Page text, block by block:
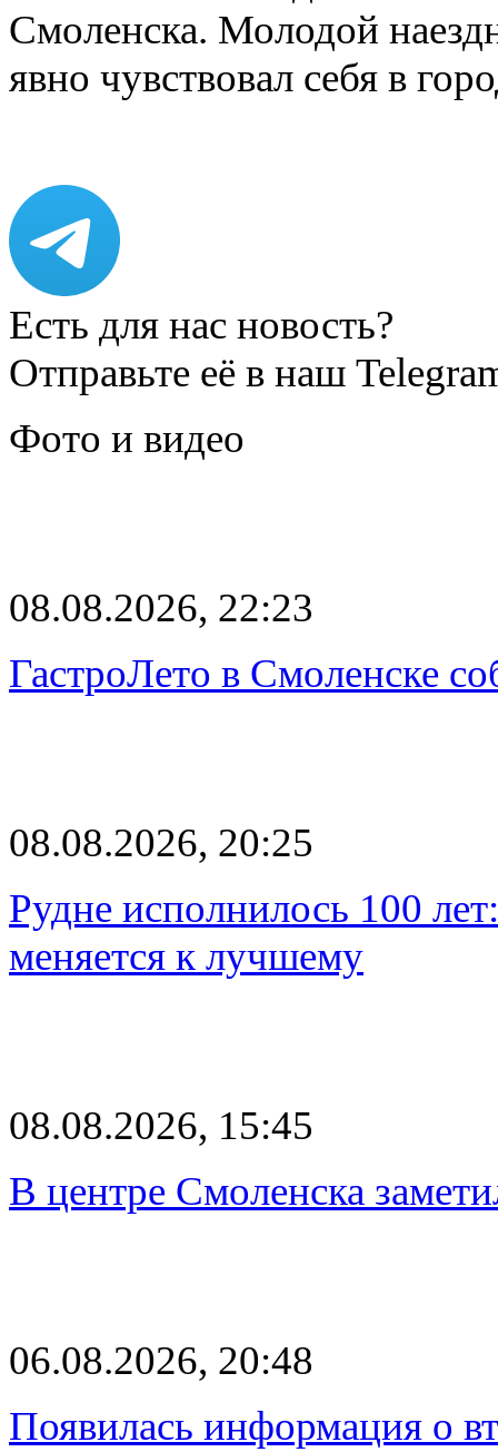
Смоленска. Молодой
явно чувствовал себя в
Есть для нас новость?
Отправьте её в наш
Фото и видео
08.08.2026, 22:23
ГастроЛето в Смоленске
08.08.2026, 20:25
Рудне исполнилось 100
меняется к лучшему
08.08.2026, 15:45
В центре Смоленска
06.08.2026, 20:48
Появилась информация о